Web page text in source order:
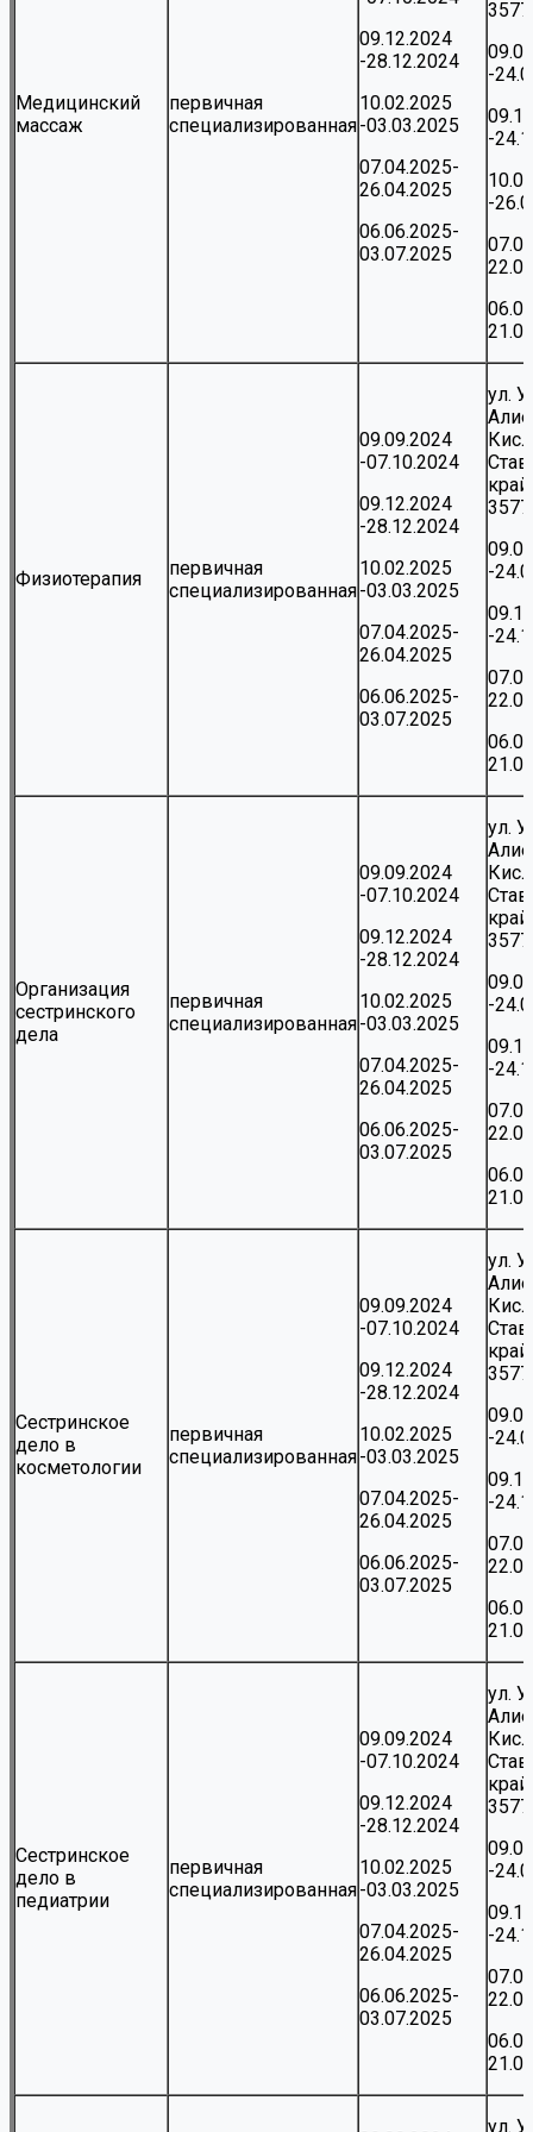
Медицинский
массаж
первичная
специализированная
09.12.2024
-28.12.2024
10.02.2025
-03.03.2025
07.04.2025-
26.04.2025
06.06.2025-
03.07.2025
-
-
-
Физиотерапия
первичная
специализированная
09.09.2024
-07.10.2024
09.12.2024
-28.12.2024
10.02.2025
-03.03.2025
07.04.2025-
26.04.2025
06.06.2025-
03.07.2025
ул.
-
-
Организация
сестринского
дела
первичная
специализированная
09.09.2024
-07.10.2024
09.12.2024
-28.12.2024
10.02.2025
-03.03.2025
07.04.2025-
26.04.2025
06.06.2025-
03.07.2025
ул.
-
-
Сестринское
дело в
косметологии
первичная
специализированная
09.09.2024
-07.10.2024
09.12.2024
-28.12.2024
10.02.2025
-03.03.2025
07.04.2025-
26.04.2025
06.06.2025-
03.07.2025
ул.
-
-
Сестринское
дело в
педиатрии
первичная
специализированная
09.09.2024
-07.10.2024
09.12.2024
-28.12.2024
10.02.2025
-03.03.2025
07.04.2025-
26.04.2025
06.06.2025-
03.07.2025
ул.
-
-
ул.